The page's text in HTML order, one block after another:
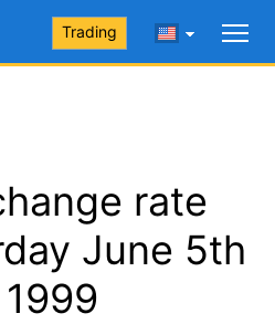
Trading
rate
June 5th